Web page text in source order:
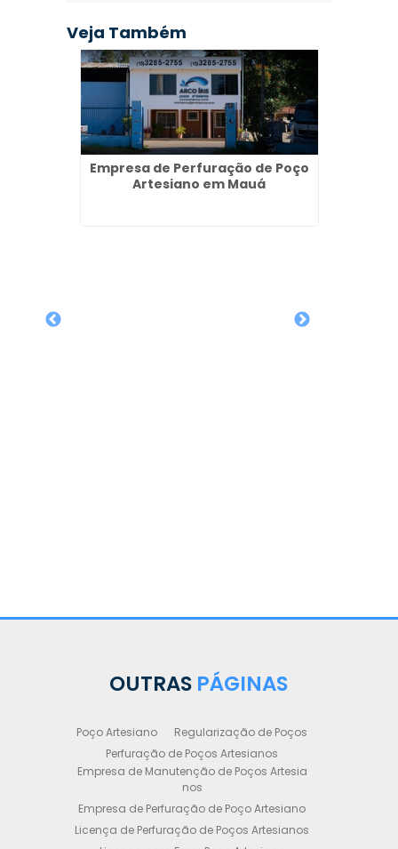
Veja Também
Empresa de Perfuração de Poço
Artesiano em Mauá
OUTRAS PÁGINAS
Poço Artesiano
Regularização de Poços
Perfuração de Poços Artesianos
Empresa de Manutenção de Poços Artesia
nos
Empresa de Perfuração de Poço Artesiano
Licença de Perfuração de Poços Artesianos